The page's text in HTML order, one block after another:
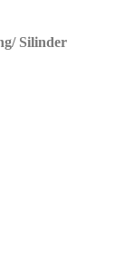
Silinder